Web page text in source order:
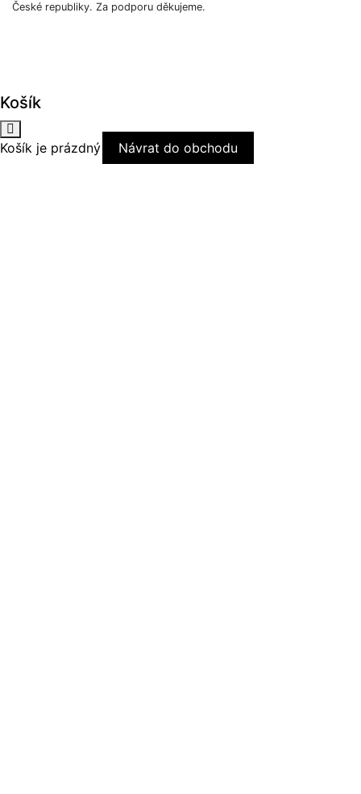
České republiky. Za podporu děkujeme.
Košík
Košík je prázdný Návrat do obchodu